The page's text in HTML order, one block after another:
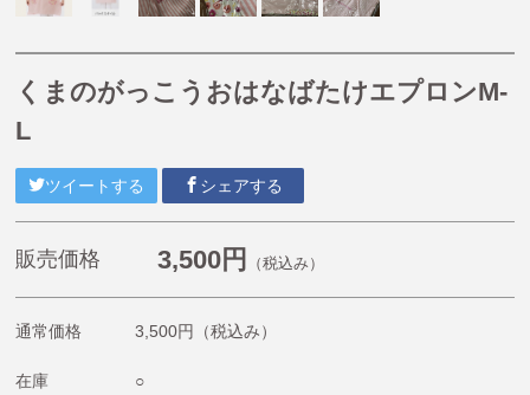
ツ・ジャージ】
【オリジナル抗菌割烹着(はらぺこあおむし・くまのが
くまのがっこう
こぐまちゃんえほん
くまのがっこうおはなばたけエプロンM-
L
ツイートする シェアする
販売価格 3,500円 （税込み）
通常価格 3,500円 （税込み）
在庫 ○